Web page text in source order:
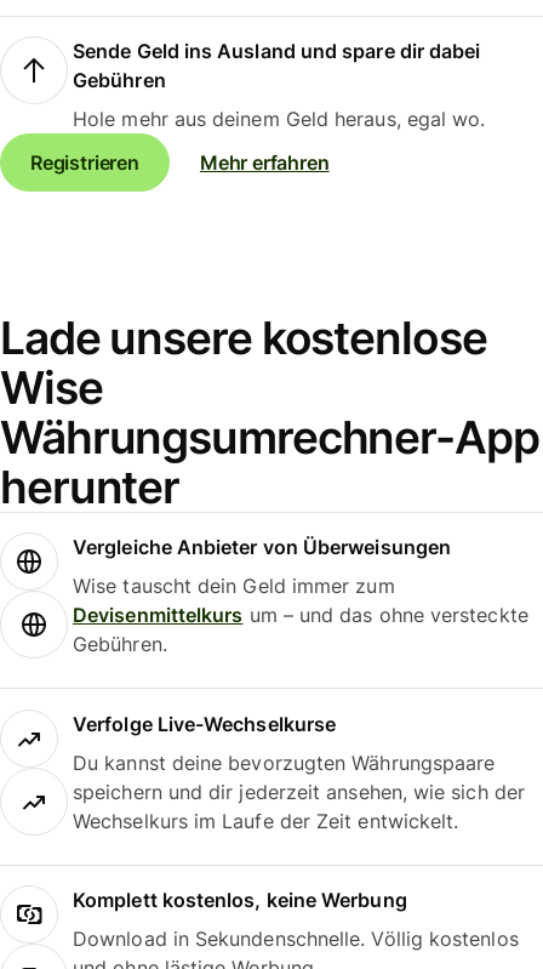
Sende Geld ins Ausland und spare dir dabei
Gebühren
Hole mehr aus deinem Geld heraus, egal wo.
Registrieren
Mehr erfahren
Lade unsere kostenlose
Wise
Währungsumrechner-App
herunter
Vergleiche Anbieter von Überweisungen
Wise tauscht dein Geld immer zum
Devisenmittelkurs um – und das ohne versteckte
Gebühren.
Verfolge Live-Wechselkurse
Du kannst deine bevorzugten Währungspaare
speichern und dir jederzeit ansehen, wie sich der
Wechselkurs im Laufe der Zeit entwickelt.
Komplett kostenlos, keine Werbung
Download in Sekundenschnelle. Völlig kostenlos